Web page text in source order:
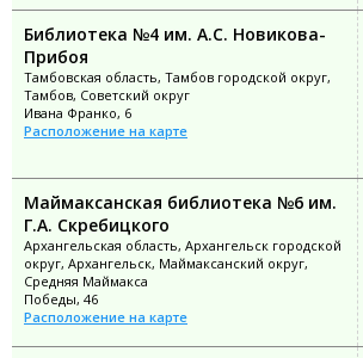
Библиотека №4 им. А.С. Новикова-
Прибоя
Тамбовская область, Тамбов городской округ,
Тамбов, Советский округ
Ивана Франко, 6
Расположение на карте
Маймаксанская библиотека №6 им.
Г.А. Скребицкого
Архангельская область, Архангельск городской
округ, Архангельск, Маймаксанский округ,
Средняя Маймакса
Победы, 46
Расположение на карте